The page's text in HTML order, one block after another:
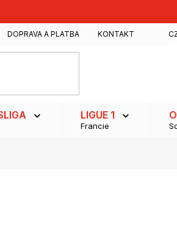
DOPRAVA A PLATBA KONTAKT
LIGUE 1
Francie